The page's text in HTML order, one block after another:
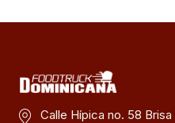
Calle Hípica no. 58 Brisa